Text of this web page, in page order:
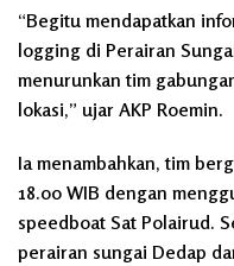
“Begitu mendapatkan
logging di Perairan
menurunkan tim
lokasi,” ujar AKP Roemin.
Ia menambahkan, tim
18.00 WIB dengan
speedboat Sat Polairud.
perairan sungai Dedap